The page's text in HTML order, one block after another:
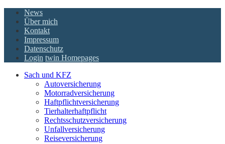
News
Über mich
Kontakt
Impressum
Datenschutz
Login twin Homepages
Sach und KFZ
Autoversicherung
Motorradversicherung
Haftpflichtversicherung
Tierhalterhaftpflicht
Rechtsschutzversicherung
Unfallversicherung
Reiseversicherung